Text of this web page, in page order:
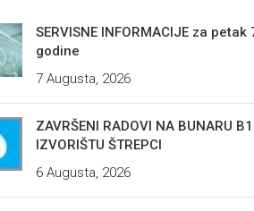
SERVISNE INFORMACIJE za petak
godine
7 Augusta, 2026
ZAVRŠENI RADOVI NA BUNARU
IZVORIŠTU ŠTREPCI
6 Augusta, 2026